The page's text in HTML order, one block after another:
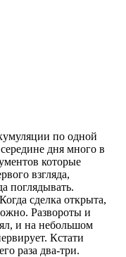
по одной
дня много в
которые
взгляда,
поглядывать.
сделка открыта,
Развороты и
и на небольшом
Кстати
раза два-три.